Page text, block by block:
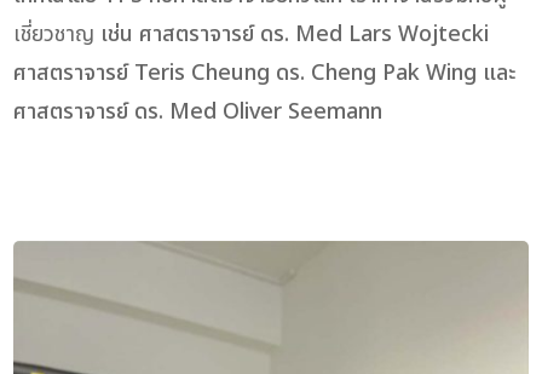
เชี่ยวชาญ เช่น ศาสตราจารย์ ดร. Med Lars Wojtecki
ศาสตราจารย์ Teris Cheung ดร. Cheng Pak Wing และ
ศาสตราจารย์ ดร. Med Oliver Seemann